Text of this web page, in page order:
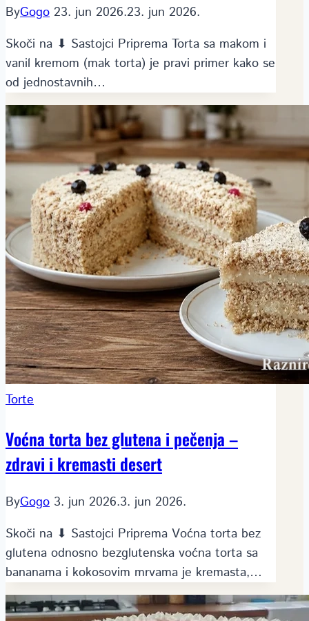
ByGogo 23. jun 2026.23. jun 2026.
Skoči na ⬇ Sastojci Priprema Torta sa makom i
vanil kremom (mak torta) je pravi primer kako se
od jednostavnih…
Torte
Voćna torta bez glutena i pečenja –
zdravi i kremasti desert
ByGogo 3. jun 2026.3. jun 2026.
Skoči na ⬇ Sastojci Priprema Voćna torta bez
glutena odnosno bezglutenska voćna torta sa
bananama i kokosovim mrvama je kremasta,…